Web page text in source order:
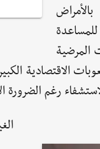
المرضية
الاقتصادية
رغم الضرورة